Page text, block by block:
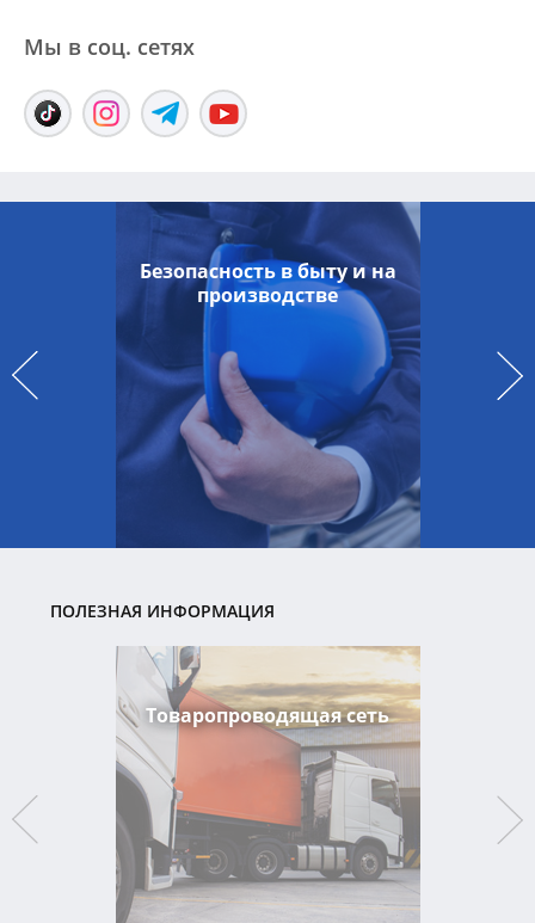
Мы в соц. сетяx
Безопасность в быту и на
производстве
ПОЛЕЗНАЯ ИНФОРМАЦИЯ
Товаропроводящая сеть